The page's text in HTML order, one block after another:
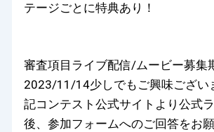
テージごとに特典あり！
審査項目ライブ配信/ムービー募集
2023/11/14少しでもご興味ござい
記コンテスト公式サイトより公式
後、参加フォームへのご回答をお